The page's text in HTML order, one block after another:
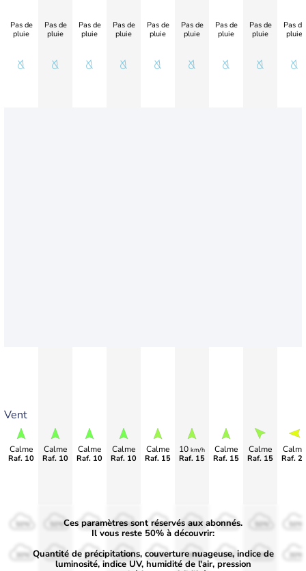
Vent
Pas de
pluie
Calme
Raf. 10
Pas de
pluie
Calme
Raf. 10
Pas de
pluie
Calme
Raf. 10
Pas de
pluie
Calme
Raf. 10
Pas de
pluie
Calme
Raf. 15
Pas de
pluie
10 km/h
Raf. 15
Pas de
pluie
Calme
Raf. 15
Pas de
pluie
Calme
Raf. 15
Pas de
pluie
Calme
Raf.
50%
30%
50%
30%
50%
30%
50%
30%
50%
30%
50%
30%
50%
30% 30% 30%
Ces paramètres sont réservés aux abonnés.
Il vous reste 50% à découvrir:
Quantité de précipitations, couverture nuageuse, indice de
luminosité, indice UV, humidité de l'air, pression